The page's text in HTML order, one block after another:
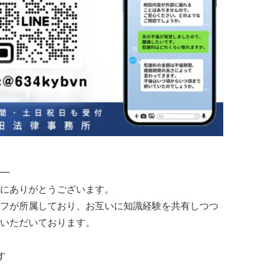
ありがとうございます。
が所属しており、お互いに知識経験を共有しつつ
ただいております。